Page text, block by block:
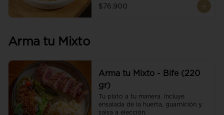
$76.900
Arma tu Mixto
Arma tu Mixto - Bife (220
gr)
Tu plato a tu manera. Incluye
ensalada de la huerta, guarnición y
salsa a elección.